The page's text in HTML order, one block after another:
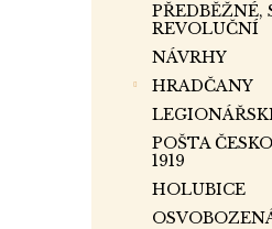
PŘEDBĚŽNÉ,
REVOLUČNÍ
NÁVRHY
HRADČANY
POŠTA
1919
HOLUBICE